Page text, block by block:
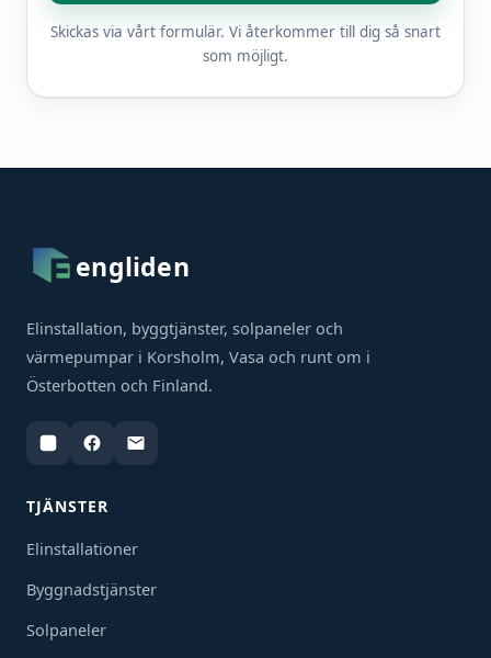
Skickas via vårt formulär. Vi återkommer till dig så snart
som möjligt.
engliden
Elinstallation, byggtjänster, solpaneler och
värmepumpar i Korsholm, Vasa och runt om i
Österbotten och Finland.
TJÄNSTER
Elinstallationer
Byggnadstjänster
Solpaneler